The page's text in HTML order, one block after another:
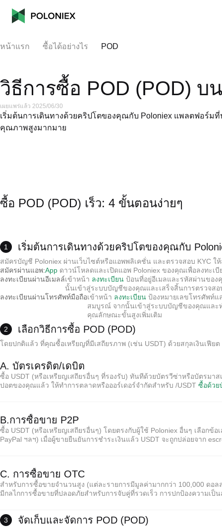
หน้าแรก ซื้อได้อย่างไร POD
วิธีการซื้อ POD (POD) บ
เผยแพร่แล้ว 2025/06/30
เริ่มต้นการเดินทางด้วยคริปโตของคุณกับ Poloniex แพลตฟอร์ม
คุณภาพสูงมากมาย
ซื้อ POD (POD) เร็ว: 4 ขั้นตอนง่ายๆ
1 เริ่มต้นการเดินทางด้วยคริปโตของคุณกับ
สมัครบัญชี Poloniex ผ่านเว็บไซต์หรือแอพพลิเคชั่น และตรวจสอบ KYC
สมัครผ่านแอพ:App ดาวน์โหลดและเปิดแอพ Poloniex ของคุณเพื่อลงทะเ
ลงทะเบียนผ่านอีเมลล์เข้าหน้า ลงทะเบียน ป้อนที่อยู่อีเมลและรหัสผ่านขอ
นั้นเข้าสู่ระบบบัญชีของคุณและเสร็จสิ้นการตรวจสอ
ลงทะเบียนผ่านโทรศัพท์มือถือเข้าหน้า ลงทะเบียน ป้องหมายเลขโทรศัพท์
สมบูรณ์ จากนั้นเข้าสู่ระบบบัญชีของคุณและท
คุณลักษณะขั้นสูงเพิ่มเติม
2
เลือกวิธีการซื้อ POD (POD)
โดยปกติแล้ว ที่คุณซื้อเหรียญที่มีเสถียรภาพ (เช่น USDT) ด้วยสกุลเงินเฟีย
A. บัตรเครดิต/เดบิต
ซื้อ USDT (หรือเหรียญเสถียรอื่นๆ ที่รองรับ) ทันทีด้วยบัตรวีซ่าหรือบัตรมา
ปอตของคุณแล้ว ให้ทำการตลาดหรือออร์เดอร์จำกัดสำหรับ /USDT ซื้อด้วย
B.การซื้อขาย P2P
ซื้อ USDT (หรือเหรียญเสถียรอื่นๆ) โดยตรงกับผู้ใช้ Poloniex อื่นๆ เลือก
PayPal ฯลฯ) เมื่อผู้ขายยืนยันการชำระเงินแล้ว USDT จะถูกปล่อยจาก
C. การซื้อขาย OTC
สำหรับการซื้อขายจำนวนสูง (แต่ละรายการมีมูลค่ามากกว่า 100,000 ดอ
มีกลไกการซื้อขายที่ปลอดภัยสำหรับการจับคู่ที่รวดเร็ว การปกป้องความเ
3 จัดเก็บและจัดการ POD (POD)